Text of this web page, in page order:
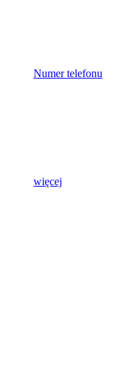
Numer telefonu
więcej